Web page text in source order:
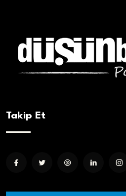
Takip Et